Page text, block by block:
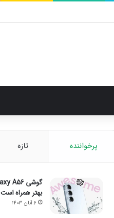
پرخواننده تازه
بهتر همراه است
6 آبان 1403